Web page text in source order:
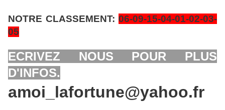
NOTRE CLASSEMENT: 06-09-15-04-01-02-03-
05
ECRIVEZ NOUS POUR PLUS
D'INFOS.
amoi_lafortune@yahoo.fr